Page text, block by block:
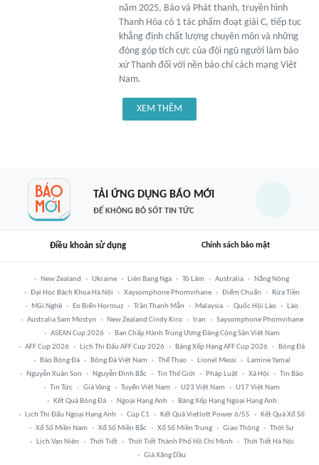
năm 2025, Báo và Phát thanh, truyền hình
Thanh Hóa có 1 tác phẩm đoạt giải C, tiếp tục
khẳng định chất lượng chuyên môn và những
đóng góp tích cực của đội ngũ người làm báo
xứ Thanh đối với nền báo chí cách mạng Việt
Nam.
XEM THÊM
TẢI ỨNG DỤNG BÁO MỚI
ĐỂ KHÔNG BỎ SÓT TIN TỨC
Điều khoản sử dụng Chính sách bảo mật
New Zealand Ukraine Liên Bang Nga Tô Lâm Australia
Nắng Nóng
Đại Học Bách Khoa Hà Nội
Xaysomphone Phomvihane Điểm Chuẩn
Rửa Tiền
Mũi Nghê
Eo Biển Hormuz Trần Thanh Mẫn Malaysia Quốc Hội Lào
Lào
Australia Sam Mostyn
New Zealand Cindy Kiro Iran
Saysomphone Phomvihane
ASEAN Cup 2026
Ban Chấp Hành Trung Ương Đảng Cộng Sản Việt Nam
AFF Cup 2026
Lịch Thi Đấu AFF Cup 2026 Bảng Xếp Hạng AFF Cup 2026
Bóng Đá
Báo Bóng Đá
Bóng Đá Việt Nam Thể Thao Lionel Messi
Lamine Yamal
Nguyễn Xuân Son
Nguyễn Đình Bắc Tin Thế Giới Pháp Luật Xã Hội
Tin Bão
Tin Tức
Giá Vàng Tuyển Việt Nam U23 Việt Nam
U17 Việt Nam
Kết Quả Bóng Đá
Ngoại Hạng Anh
Bảng Xếp Hạng Ngoại Hạng Anh
Lịch Thi Đấu Ngoại Hạng Anh
Cúp C1 Kết Quả Vietlott Power 6/55
Kết Quả Xổ Số
Xổ Số Miền Nam
Xổ Số Miền Bắc Xổ Số Miền Trung Giao Thông
Thời Sự
Lịch Vạn Niên
Thời Tiết Thời Tiết Thành Phố Hồ Chí Minh
Thời Tiết Hà Nội
Giá Xăng Dầu